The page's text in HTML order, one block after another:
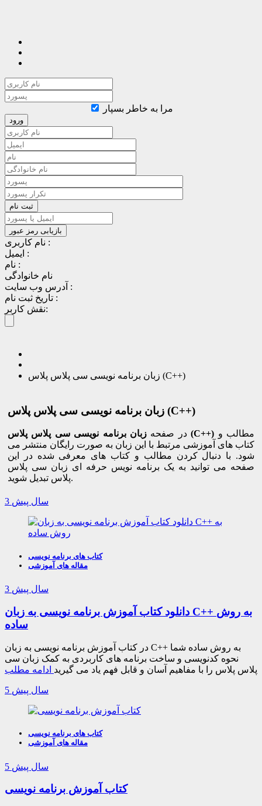
مرا به خاطر بسپار
نام کاربری :
ایمیل :
نام :
نام خانوادگی
آدرس وب سایت :
تاریخ ثبت نام :
نقش کاربر:
زبان برنامه نویسی سی پلاس پلاس (C++)
زبان برنامه نویسی سی پلاس پلاس (C++)
در صفحهزبان برنامه نویسی سی پلاس پلاس (C++)
کتاب های آموزشی مرتبط با این زبان به صورت رایگان منتشر می
شود. با دنبال کردن مطالب و کتاب های معرفی شده در این
صفحه می توانید به یک برنامه نویس حرفه ای زبان سی پلاس
پلاس تبدیل شوید.
3 سال پیش
کتاب های برنامه نویسی
مقاله های آموزشی
3 سال پیش
دانلود کتاب آموزش برنامه نویسی به زبان C++ به روش
ساده
در کتاب آموزش برنامه نویسی به زبان C++ به روش ساده شما
نحوه کدنویسی و ساخت برنامه های کاربردی به کمک زبان سی
پلاس پلاس را با مفاهیم آسان و قابل فهم یاد می گیرید ادامه مطلب
5 سال پیش
کتاب های برنامه نویسی
مقاله های آموزشی
5 سال پیش
کتاب آموزش برنامه نویسی